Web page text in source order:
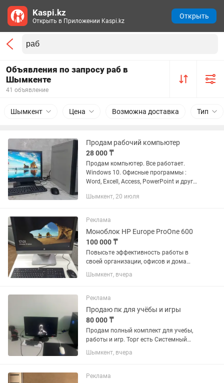
Объявления по запросу раб в
Шымкенте
41 объявление
Шымкент Цена Возможна доставка Тип
Продам рабочий компьютер
28 000 ₸
Продам компьютер. Все работает.
Windows 10. Офисные программы :
Word, Excell, Access, PowerPoint и другие
комплекте: Монитор. Системный блок,
Шымкент, 20 июля
Реклама
Моноблок HP Europe ProOne 600
100 000 ₸
Повысьте эффективность работы в
своей организации, офисов и дома
Моноблок HP ProOne 600
демонстрирует новый уровень
использовать и как полноценный ПК
Элегантный и...
Шымкент, вчера
Реклама
Продаю пк для учёбы и игры
80 000 ₸
Продам полный комплект для учебы,
работы и игр. Торг есть Системный
блок: Процессор: Intel Core i5-2310
3GHz Оперативная память: 16 GB DDR3
GeForce GTX 750 Ti...
Шымкент, вчера
Реклама
Kaspi.kz
Открыть в Приложении Kaspi.kz
Открыть